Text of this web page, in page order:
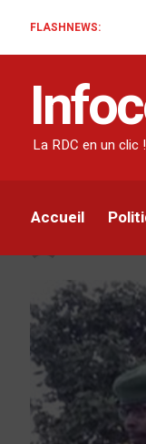
FLASHNEWS:
La RDC en un clic !
Accueil